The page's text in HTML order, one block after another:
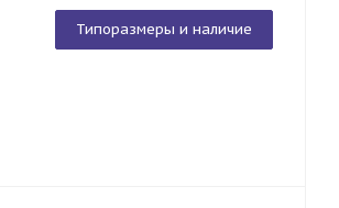
Типоразмеры и наличие